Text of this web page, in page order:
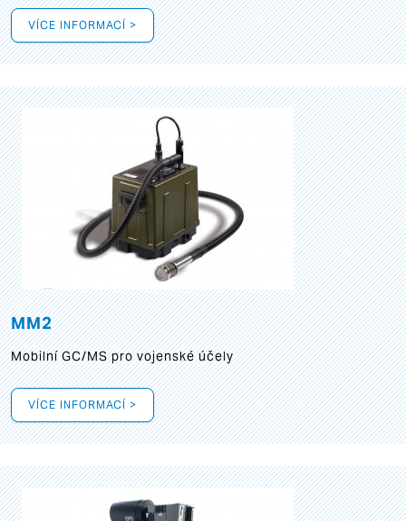
VÍCE INFORMACÍ >
MM2
Mobilní GC/MS pro vojenské účely
VÍCE INFORMACÍ >